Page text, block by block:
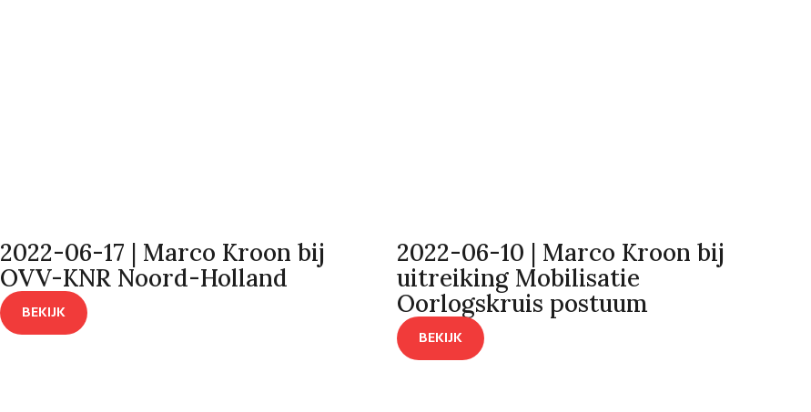
2022-06-17 | Marco Kroon bij
OVV-KNR Noord-Holland
BEKIJK
2022-06-10 | Marco Kroon bij
uitreiking Mobilisatie
Oorlogskruis postuum
BEKIJK